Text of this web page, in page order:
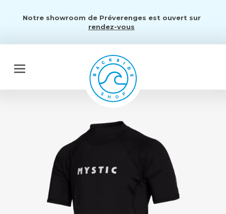
Notre showroom de Préverenges est ouvert sur
rendez-vous